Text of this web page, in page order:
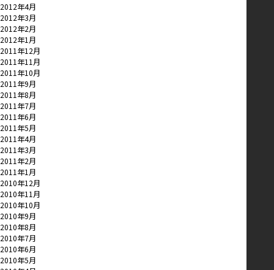
2012年4月
2012年3月
2012年2月
2012年1月
2011年12月
2011年11月
2011年10月
2011年9月
2011年8月
2011年7月
2011年6月
2011年5月
2011年4月
2011年3月
2011年2月
2011年1月
2010年12月
2010年11月
2010年10月
2010年9月
2010年8月
2010年7月
2010年6月
2010年5月